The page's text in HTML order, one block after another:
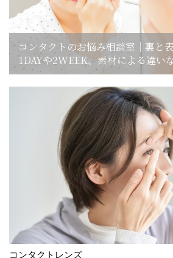
コンタクトのお悩み相談室｜裏と表
1DAYや2WEEK、素材による違い
解説
コンタクトレンズ